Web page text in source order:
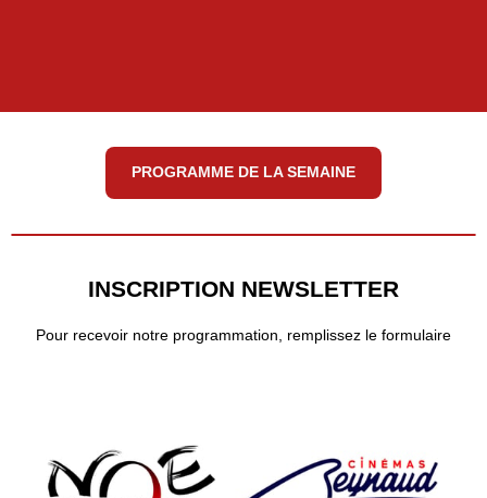
PROGRAMME DE LA SEMAINE
INSCRIPTION NEWSLETTER
Pour recevoir notre programmation, remplissez le formulaire